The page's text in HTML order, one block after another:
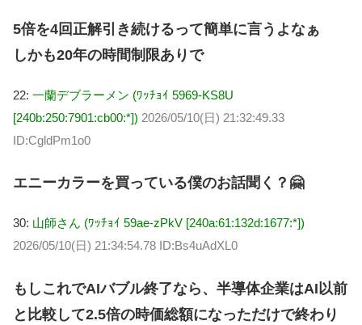
5倍を4回正解引き続けるって簡単に言うよなぁ
しかも20年の時間制限ありで
22: 一蘭デブラーメン (ﾜｯﾁｮｲ 5969-KS8U
[240b:250:7901:cb00:*]) 2026/05/10(日) 21:32:49.33
ID:CgldPm1o0
エニーカラーを買っている僕のお話聞く？🤗
30: 山師さん (ﾜｯﾁｮｲ 59ae-zPkV [240a:61:132d:1677:*])
2026/05/10(日) 21:34:54.78 ID:Bs4uAdXL0
もしこれでAIバブル終了なら、半導体企業はAI以前
と比較して2.5倍の時価総額になっただけで終わり